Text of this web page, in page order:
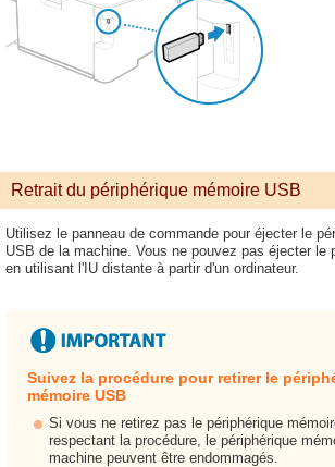
Retrait du périphérique mémoire USB
Utilisez le panneau de commande pour éjecter le
USB de la machine. Vous ne pouvez pas éjecter le
en utilisant l'IU distante à partir d'un ordinateur.
Suivez la procédure pour retirer le
mémoire USB
Si vous ne retirez pas le périphérique
respectant la procédure, le périphérique
machine peuvent être endommagés.